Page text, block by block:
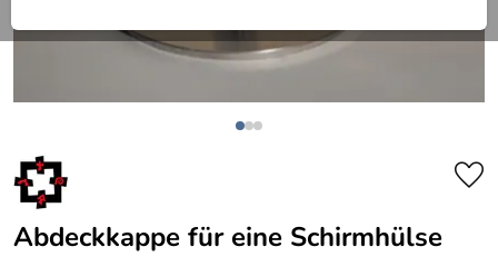
Abdeckkappe für eine Schirmhülse